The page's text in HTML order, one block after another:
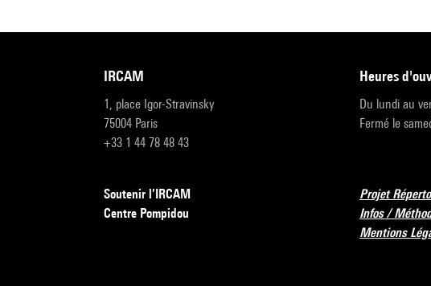
IRCAM
1, place Igor-Stravinsky
75004 Paris
+33 1 44 78 48 43
heures
Du lundi au
Fermé le
Soutenir l’IRCAM
Centre Pompidou
Projet
Infos /
Mentions